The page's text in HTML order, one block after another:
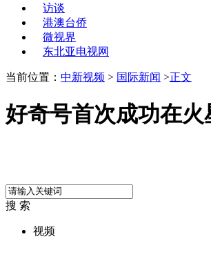
访谈
港澳台侨
微视界
东北亚电视网
当前位置： 中新视频 > 国际新闻 >正文
好奇号首次成功在
搜 索
视频